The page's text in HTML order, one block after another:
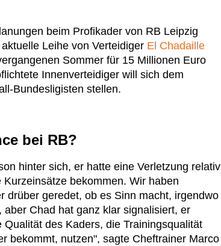
beim Profikader von RB Leipzig
Leihe von Verteidiger El Chadaille
Sommer für 15 Millionen Euro
Innenverteidiger will sich dem
Bundesligisten stellen.
bei RB?
hinter sich, er hatte eine Verletzung relativ
bekommen. Wir haben
drüber geredet, ob es Sinn macht, irgendwo
Chad hat ganz klar signalisiert, er
des Kaders, die Trainingsqualität
bekommt, nutzen", sagte Cheftrainer Marco